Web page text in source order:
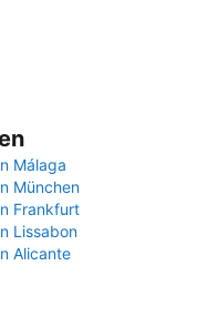
Málaga
München
Frankfurt
Lissabon
Alicante